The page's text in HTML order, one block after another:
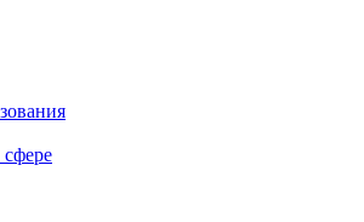
сфере